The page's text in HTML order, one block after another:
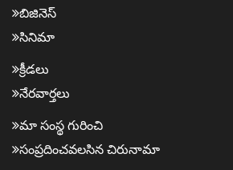
బిజినెస్
సినిమా
క్రీడ‌లు
నేర‌వార్త‌లు
మా సంస్థ గురించి
సంప్ర‌దించవ‌ల‌సిన‌ చిరునామా